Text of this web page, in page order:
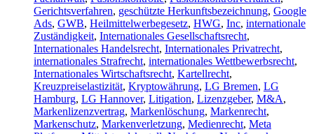
Gerichtsverfahren, geschützte Herkunftsbezeichnung, Google
Ads, GWB, Heilmittelwerbegesetz, HWG, Inc, internationale
Zuständigkeit, Internationales Gesellschaftsrecht,
Internationales Handelsrecht, Internationales Privatrecht,
internationales Strafrecht, internationales Wettbewerbsrecht,
Internationales Wirtschaftsrecht, Kartellrecht,
Kreuzpreiselastizität, Kryptowährung, LG Bremen, LG
Hamburg, LG Hannover, Litigation, Lizenzgeber, M&A,
Markenlizenzvertrag, Markenlöschung, Markenrecht,
Markenschutz, Markenverletzung, Medienrecht, Meta